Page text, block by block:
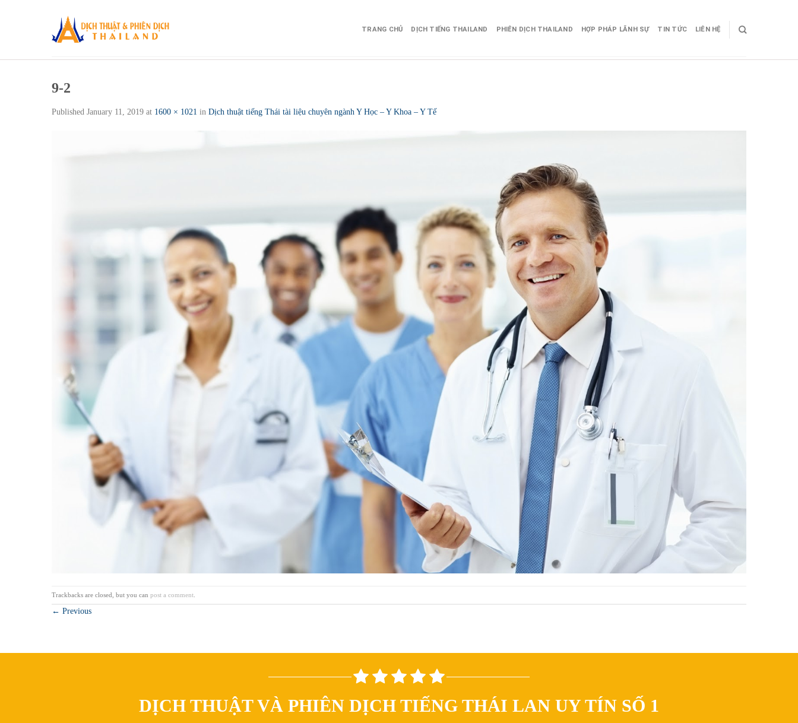
TRANG CHỦ DỊCH TIẾNG THAILAND PHIÊN DỊCH THAILAND HỢP PHÁP LÃNH SỰ TIN TỨC LIÊN HỆ
9-2
Published January 11, 2019 at 1600 × 1021 in Dịch thuật tiếng Thái tài liệu chuyên ngành Y Học – Y Khoa – Y Tế
Trackbacks are closed, but you can post a comment
← Previous
DỊCH THUẬT VÀ PHIÊN DỊCH TIẾNG THÁI LAN UY TÍN SỐ 1